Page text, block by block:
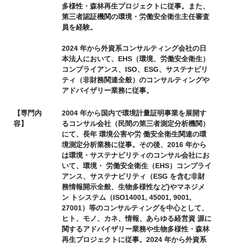
多様性・森林再生プロジェクトに従事。また、
第三者認証機関の環境・労働安全衛生主任審査
員を経験。
2024 年から外資系コンサルティング会社の日
本法人において、EHS（環境、労働安全衛生）
コンプライアンス、ISO、ESG、サステナビリ
ティ（非財務関連全般）のコンサルティングや
アドバイザリー業務に従事。
【専門内
容】
2004 年から国内で環境計量証明事業を展開す
るコンサル会社（民間の第三者測定分析機関）
にて、長年 環境公害や労 働安全衛生関連の環
境測定分析業務に従事。その後、2016 年から
は環境・サステナビリティのコンサル会社にお
いて、環境・ 労働安全衛生（EHS）コンプライ
アンス、サステナビリティ（ESG を含む非財
務情報開示全般、生物多様性など)やマネジメ
ン トシステム（ISO14001, 45001, 9001,
27001）等のコンサルティングを中心として、
ヒト、モノ、カネ、情報、あらゆる経営資 源に
関するアドバイザリー業務や生物多様性・森林
再生プロジェクトに従事。2024 年から外資系